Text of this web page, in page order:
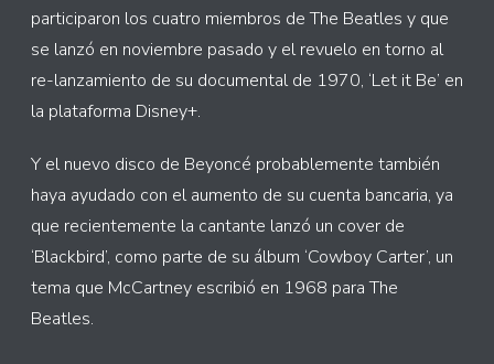
participaron los cuatro miembros de The Beatles y que
se lanzó en noviembre pasado y el revuelo en torno al
re-lanzamiento de su documental de 1970, ‘Let it Be’ en
la plataforma Disney+.
Y el nuevo disco de Beyoncé probablemente también
haya ayudado con el aumento de su cuenta bancaria, ya
que recientemente la cantante lanzó un cover de
‘Blackbird’, como parte de su álbum ‘Cowboy Carter’, un
tema que McCartney escribió en 1968 para The
Beatles.